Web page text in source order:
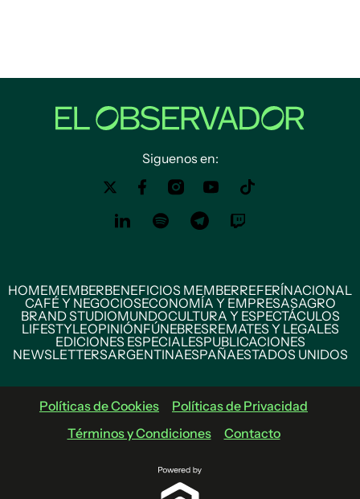
Siguenos en:
HOMEMEMBERBENEFICIOS MEMBERREFERÍNACIONAL
CAFÉ Y NEGOCIOSECONOMÍA Y EMPRESASAGRO
BRAND STUDIOMUNDOCULTURA Y ESPECTÁCULOS
LIFESTYLEOPINIÓNFÚNEBRESREMATES Y LEGALES
EDICIONES ESPECIALESPUBLICACIONES
NEWSLETTERSARGENTINAESPAÑAESTADOS UNIDOS
Políticas de Cookies
Políticas de Privacidad
Términos y Condiciones
Contacto